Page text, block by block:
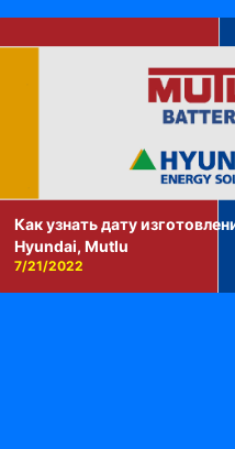
Как узнать дату
Hyundai, Mutlu
7/21/2022